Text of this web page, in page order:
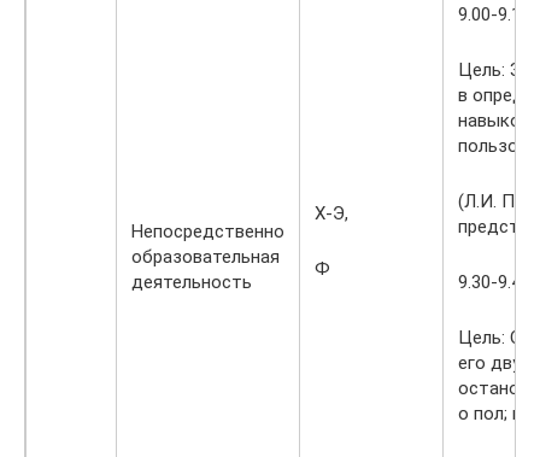
Непосредственно
образовательная
деятельность
Х-Э,
Ф
9.00-9.15
Цель:
в
навыков
(Л.И.
9.30-9.45
Цель:
его
о пол; в